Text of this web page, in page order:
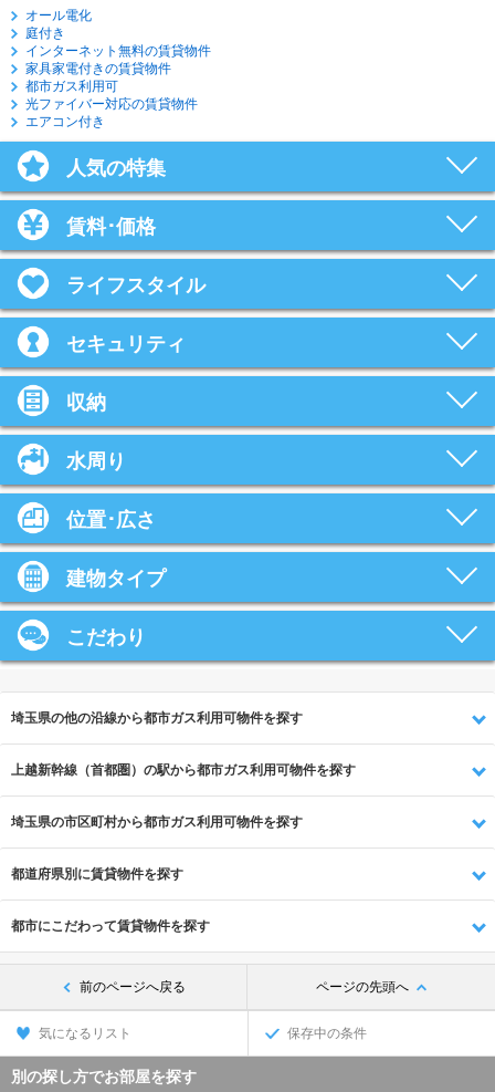
オール電化
庭付き
インターネット無料の賃貸物件
家具家電付きの賃貸物件
都市ガス利用可
光ファイバー対応の賃貸物件
エアコン付き
人気の特集
賃料･価格
ライフスタイル
セキュリティ
収納
水周り
位置･広さ
建物タイプ
こだわり
埼玉県の他の沿線から都市ガス利用可物件を探す
上越新幹線（首都圏）の駅から都市ガス利用可物件を探す
埼玉県の市区町村から都市ガス利用可物件を探す
都道府県別に賃貸物件を探す
都市にこだわって賃貸物件を探す
前のページへ戻る ページの先頭へ
気になるリスト 保存中の条件
別の探し方でお部屋を探す